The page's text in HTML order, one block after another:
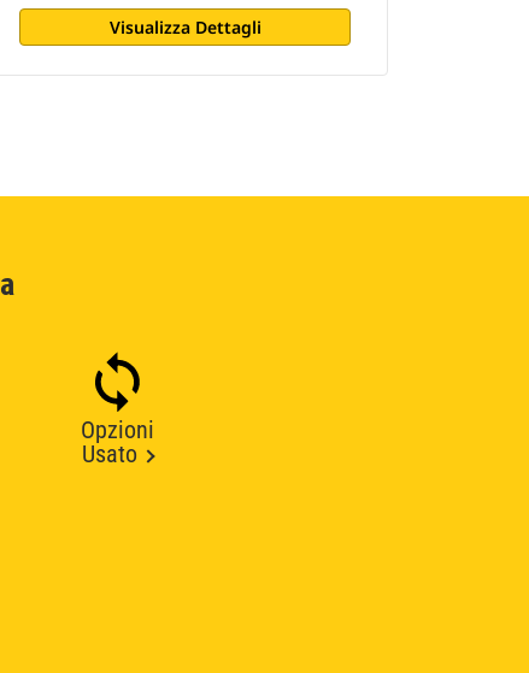
Visualizza Dettagli
Opzioni
Usato